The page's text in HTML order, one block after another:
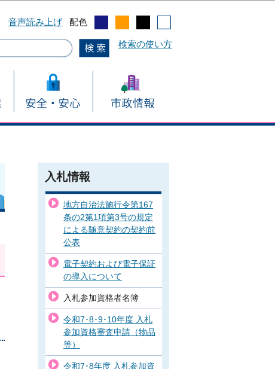
音声読み上げ 配色
検索の使い方
入札情報
地方自治法施行令第167
条の2第1項第3号の規定
による随意契約の契約前
公表
電子契約および電子保証
の導入について
入札参加資格者名簿
令和7･8･9･10年度 入札
参加資格審査申請（物品
等）
令和7･8年度 入札参加資